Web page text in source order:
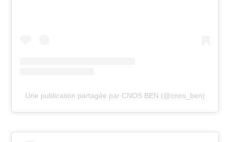
Une publication partagée par CNOS BEN (@cnos_ben)